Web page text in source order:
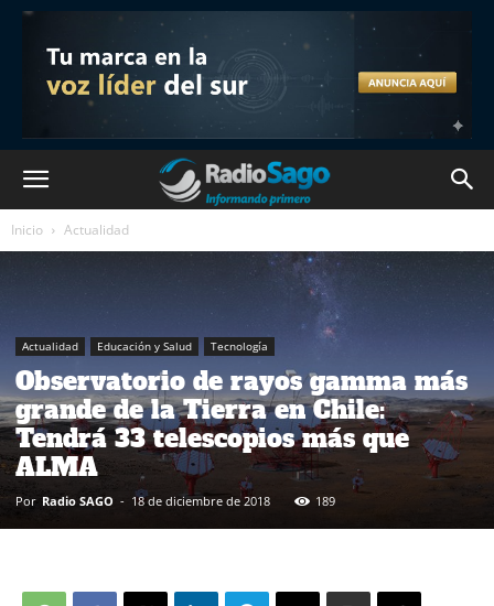
Inicio Actualidad
Actualidad Educación y Salud Tecnología
Observatorio de rayos gamma más
grande de la Tierra en Chile:
Tendrá 33 telescopios más que
ALMA
Por Radio SAGO - 18 de diciembre de 2018 189